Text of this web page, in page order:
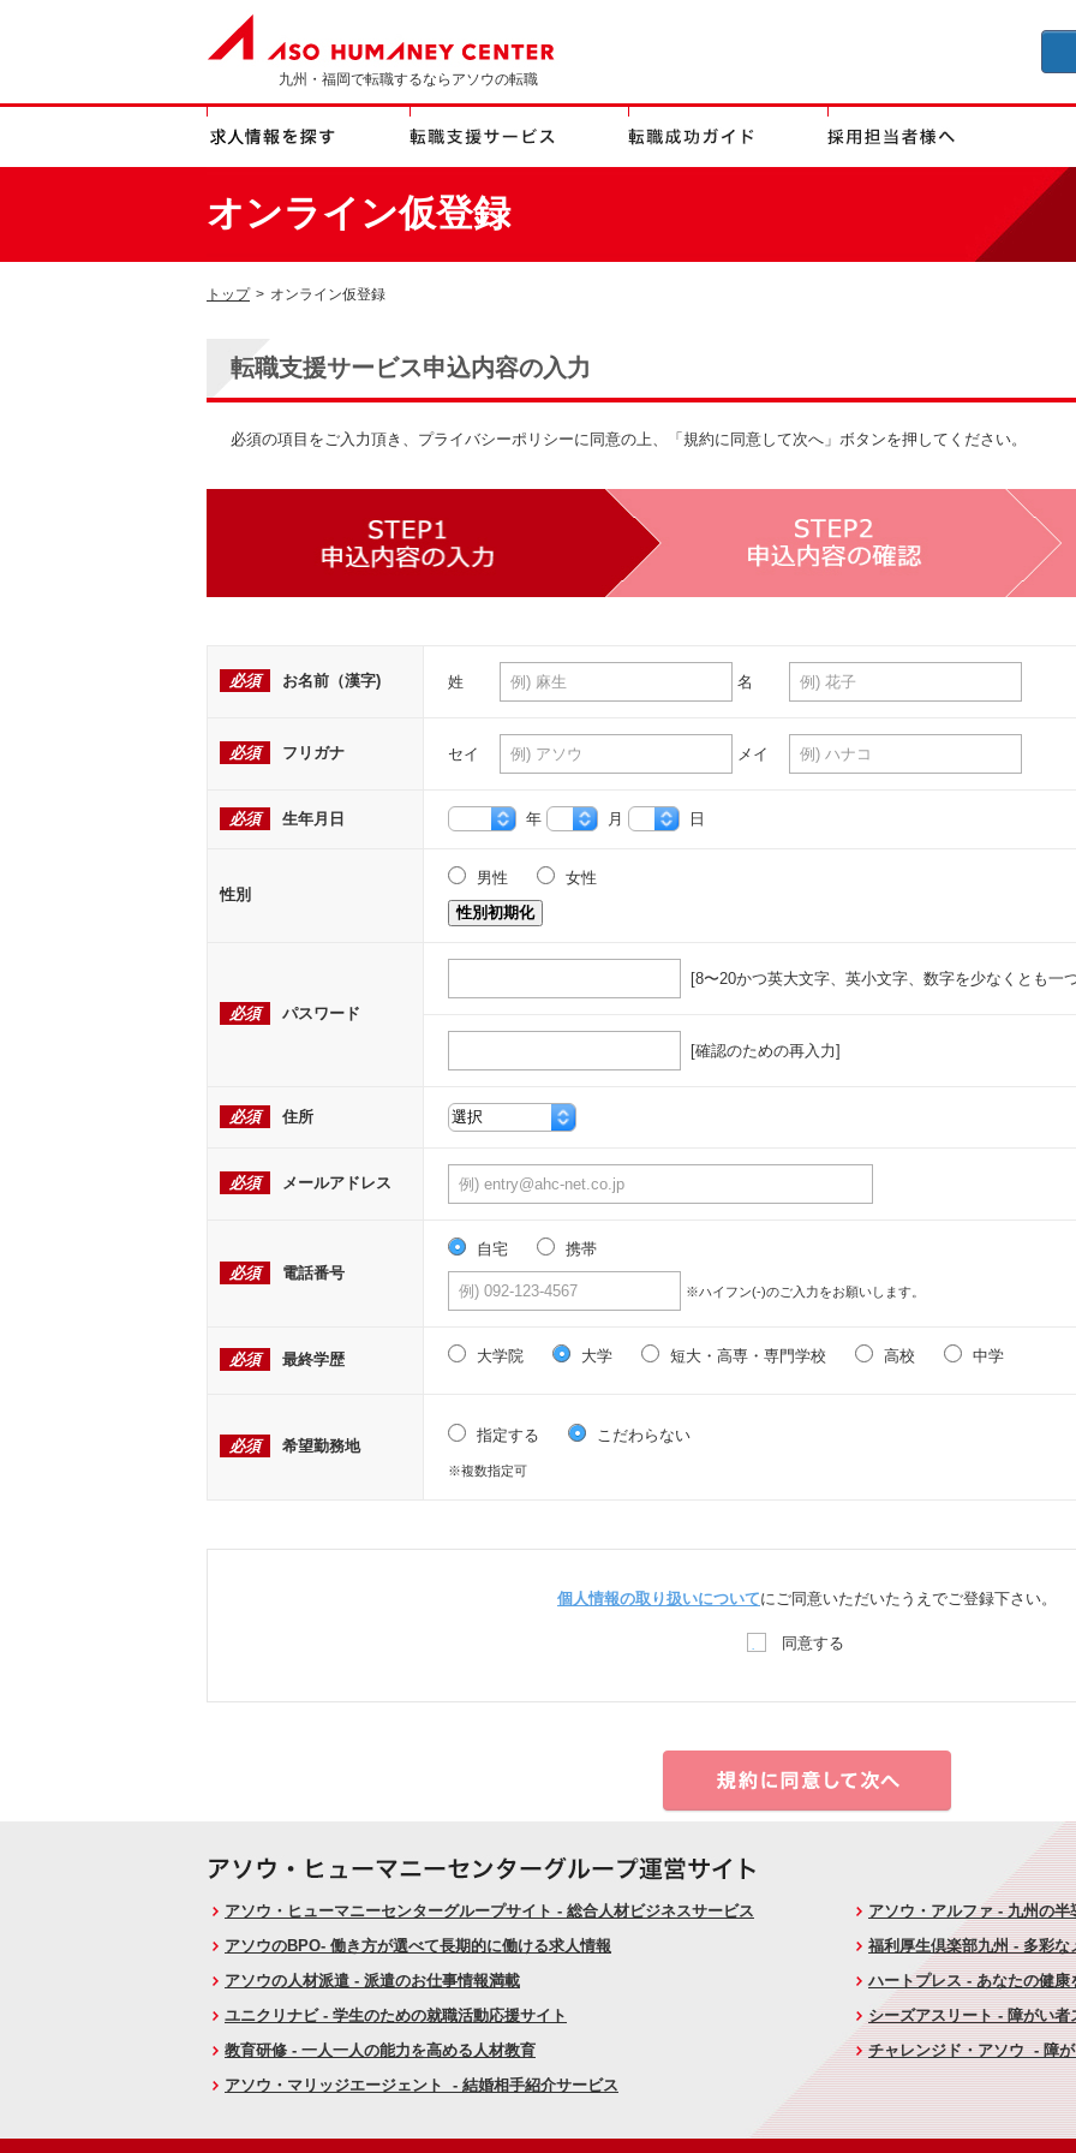
九州・福岡で転職するならアソウの転職
オンライン仮登録
トップ > オンライン仮登録
転職支援サービス申込内容の入力
必須の項目をご入力頂き、プライバシーポリシーに同意の上、「規約に同意して次へ」ボタンを押してください。
必須 お名前（漢字) 姓 名
必須 フリガナ セイ メイ
必須 生年月日 年 月 日
性別
男性
女性
性別初期化
必須 パスワード
[8〜20かつ英大文字、英小文字、数字を少なくとも一
[確認のための再入力]
必須 住所
必須 メールアドレス
必須 電話番号
自宅 携帯
※ハイフン(-)のご入力をお願いします。
必須 最終学歴 大学院 大学 短大・高専・専門学校 高校 中学
必須 希望勤務地
指定する こだわらない
※複数指定可
個人情報の取り扱いについてにご同意いただいたうえでご登録下さい。
同意する
アソウ・ヒューマニーセンターグループサイト - 総合人材ビジネスサービス
アソウのBPO- 働き方が選べて長期的に働ける求人情報
アソウの人材派遣 - 派遣のお仕事情報満載
ユニクリナビ - 学生のための就職活動応援サイト
教育研修 - 一人一人の能力を高める人材教育
アソウ・マリッジエージェント - 結婚相手紹介サービス
アソウ・アルファ - 九州の
福利厚生倶楽部九州 - 多彩
ハートプレス - あなたの健康
シーズアスリート - 障がい
チャレンジド・アソウ - 障